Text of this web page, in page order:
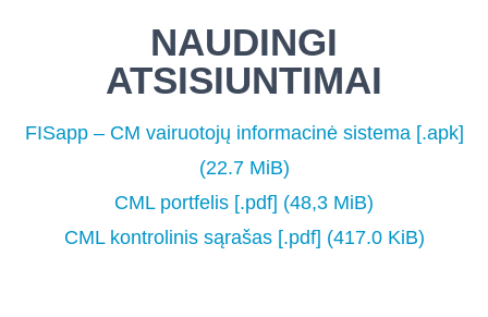
NAUDINGI
ATSISIUNTIMAI
FISapp – CM vairuotojų informacinė sistema [.apk]
(22.7 MiB)
CML portfelis [.pdf] (48,3 MiB)
CML kontrolinis sąrašas [.pdf] (417.0 KiB)